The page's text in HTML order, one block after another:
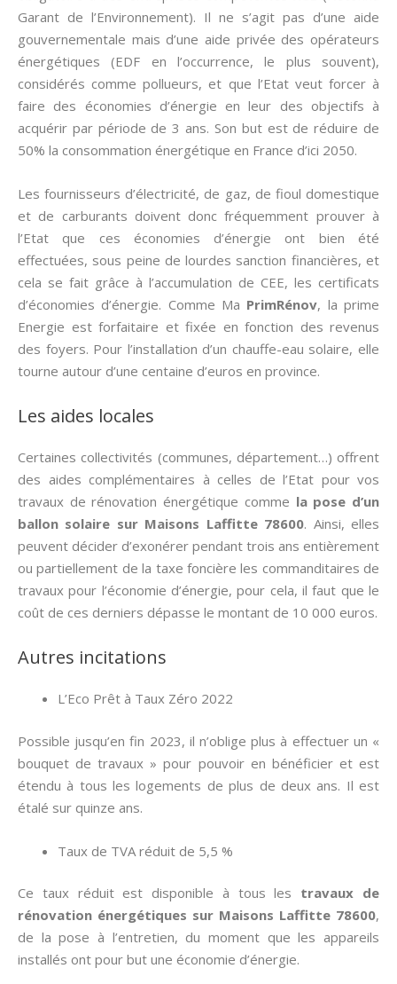
Garant de l’Environnement). Il ne s’agit pas d’une aide
gouvernementale mais d’une aide privée des opérateurs
énergétiques (EDF en l’occurrence, le plus souvent),
considérés comme pollueurs, et que l’Etat veut forcer à
faire des économies d’énergie en leur des objectifs à
acquérir par période de 3 ans. Son but est de réduire de
50% la consommation énergétique en France d’ici 2050.
Les fournisseurs d’électricité, de gaz, de fioul domestique
et de carburants doivent donc fréquemment prouver à
l’Etat que ces économies d’énergie ont bien été
effectuées, sous peine de lourdes sanction financières, et
cela se fait grâce à l’accumulation de CEE, les certificats
d’économies d’énergie. Comme Ma PrimRénov, la prime
Energie est forfaitaire et fixée en fonction des revenus
des foyers. Pour l’installation d’un chauffe-eau solaire, elle
tourne autour d’une centaine d’euros en province.
Les aides locales
Certaines collectivités (communes, département…) offrent
des aides complémentaires à celles de l’Etat pour vos
travaux de rénovation énergétique comme la pose d’un
ballon solaire sur Maisons Laffitte 78600. Ainsi, elles
peuvent décider d’exonérer pendant trois ans entièrement
ou partiellement de la taxe foncière les commanditaires de
travaux pour l’économie d’énergie, pour cela, il faut que le
coût de ces derniers dépasse le montant de 10 000 euros.
Autres incitations
L’Eco Prêt à Taux Zéro 2022
Possible jusqu’en fin 2023, il n’oblige plus à effectuer un «
bouquet de travaux » pour pouvoir en bénéficier et est
étendu à tous les logements de plus de deux ans. Il est
étalé sur quinze ans.
Taux de TVA réduit de 5,5 %
Ce taux réduit est disponible à tous les travaux de
rénovation énergétiques sur Maisons Laffitte 78600,
de la pose à l’entretien, du moment que les appareils
installés ont pour but une économie d’énergie.